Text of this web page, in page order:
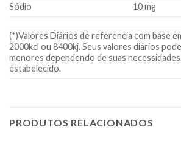
Sódio
10 mg
(*)Valores Diários de referencia com base
2000kcl ou 8400kj. Seus valores diários
menores dependendo de suas
estabelecido.
PRODUTOS RELACIONADOS